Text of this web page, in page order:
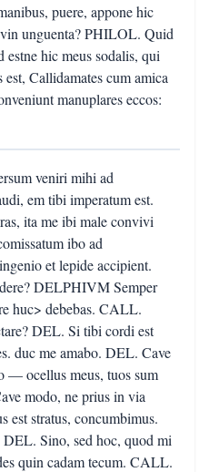
puere, appone hic
unguenta? PHILOL. Quid
estne hic meus sodalis, qui
Callidamates cum amica
manuplares eccos:
veniri mihi ad
em tibi imperatum est.
ita me ibi male convivi
ibo ad
et lepide accipient.
DELPHIVM Semper
huc> debebas. CALL.
DEL. Si tibi cordi est
duc me amabo. DEL. Cave
ocellus meus, tuos sum
modo, ne prius in via
est stratus, concumbimus.
Sino, sed hoc, quod mi
quin cadam tecum. CALL.